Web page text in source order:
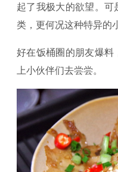
起了我极大的欲望。
类，更何况这种特异的
好在饭桶圈的朋友爆料
上小伙伴们去尝尝。